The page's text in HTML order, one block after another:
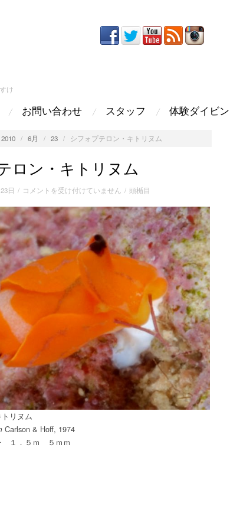
け
お問い合わせ スタッフ 体験ダイビ
2010 / 6月 / 23 / シフォプテロン・キトリヌム
ロン・キトリヌム
日 / シ
ォ
プ
テ
ロ
ン・
キ
リ
ム
は
コメントを受け付けていません / 頭楯目
リヌム
Carlson & Hoff, 1974
１．５ｍ ５ｍｍ